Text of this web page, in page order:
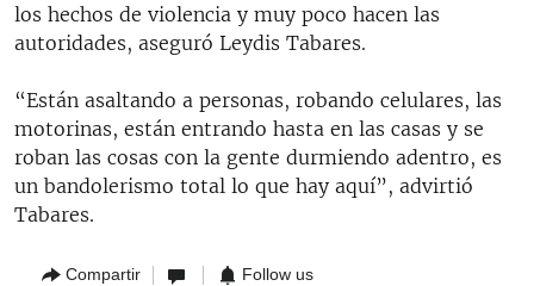
los hechos de violencia y muy poco hacen las
autoridades, aseguró Leydis Tabares.
“Están asaltando a personas, robando celulares, las
motorinas, están entrando hasta en las casas y se
roban las cosas con la gente durmiendo adentro, es
un bandolerismo total lo que hay aquí”, advirtió
Tabares.
Compartir Follow us